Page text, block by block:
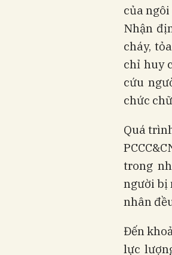
của
Nhận
cháy,
chỉ huy
cứu
chức
Quá
trong
người bị
nhân
Đến
lực